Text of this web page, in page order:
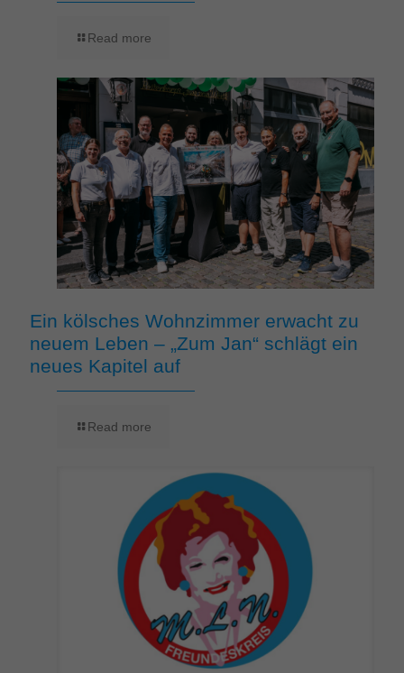
Read more
Ein kölsches Wohnzimmer erwacht zu
neuem Leben – „Zum Jan“ schlägt ein
neues Kapitel auf
Read more